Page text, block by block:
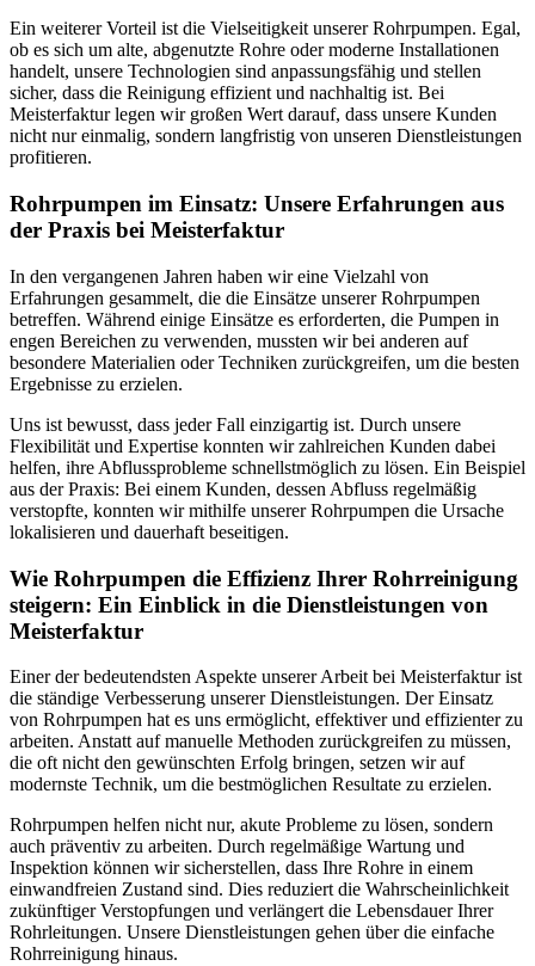
Ein weiterer Vorteil ist die Vielseitigkeit unserer Rohrpumpen. Egal,
ob es sich um alte, abgenutzte Rohre oder moderne Installationen
handelt, unsere Technologien sind anpassungsfähig und stellen
sicher, dass die Reinigung effizient und nachhaltig ist. Bei
Meisterfaktur legen wir großen Wert darauf, dass unsere Kunden
nicht nur einmalig, sondern langfristig von unseren Dienstleistungen
profitieren.
Rohrpumpen im Einsatz: Unsere Erfahrungen aus
der Praxis bei Meisterfaktur
In den vergangenen Jahren haben wir eine Vielzahl von
Erfahrungen gesammelt, die die Einsätze unserer Rohrpumpen
betreffen. Während einige Einsätze es erforderten, die Pumpen in
engen Bereichen zu verwenden, mussten wir bei anderen auf
besondere Materialien oder Techniken zurückgreifen, um die besten
Ergebnisse zu erzielen.
Uns ist bewusst, dass jeder Fall einzigartig ist. Durch unsere
Flexibilität und Expertise konnten wir zahlreichen Kunden dabei
helfen, ihre Abflussprobleme schnellstmöglich zu lösen. Ein Beispiel
aus der Praxis: Bei einem Kunden, dessen Abfluss regelmäßig
verstopfte, konnten wir mithilfe unserer Rohrpumpen die Ursache
lokalisieren und dauerhaft beseitigen.
Wie Rohrpumpen die Effizienz Ihrer Rohrreinigung
steigern: Ein Einblick in die Dienstleistungen von
Meisterfaktur
Einer der bedeutendsten Aspekte unserer Arbeit bei Meisterfaktur ist
die ständige Verbesserung unserer Dienstleistungen. Der Einsatz
von Rohrpumpen hat es uns ermöglicht, effektiver und effizienter zu
arbeiten. Anstatt auf manuelle Methoden zurückgreifen zu müssen,
die oft nicht den gewünschten Erfolg bringen, setzen wir auf
modernste Technik, um die bestmöglichen Resultate zu erzielen.
Rohrpumpen helfen nicht nur, akute Probleme zu lösen, sondern
auch präventiv zu arbeiten. Durch regelmäßige Wartung und
Inspektion können wir sicherstellen, dass Ihre Rohre in einem
einwandfreien Zustand sind. Dies reduziert die Wahrscheinlichkeit
zukünftiger Verstopfungen und verlängert die Lebensdauer Ihrer
Rohrleitungen. Unsere Dienstleistungen gehen über die einfache
Rohrreinigung hinaus.